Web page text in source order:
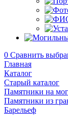
0 Сравнить
Главная
Каталог
Старый каталог
Памятники на
Памятники из
Барельеф